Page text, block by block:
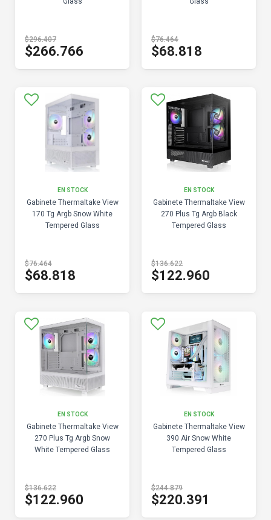
$296.407
$266.766
$76.464
$68.818
EN STOCK
Gabinete Thermaltake View
170 Tg Argb Snow White
Tempered Glass
$76.464
$68.818
EN STOCK
Gabinete Thermaltake View
270 Plus Tg Argb Black
Tempered Glass
$136.622
$122.960
EN STOCK
Gabinete Thermaltake View
270 Plus Tg Argb Snow
White Tempered Glass
$136.622
$122.960
EN STOCK
Gabinete Thermaltake View
390 Air Snow White
Tempered Glass
$244.879
$220.391